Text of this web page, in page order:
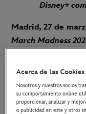
Disney+
Madrid, 27 de
March Madness
Eightde este fin de
masculino y
tramo más
que solo los
Acerca de las Cookies
Nosotros y nuestros socios
su comportamiento online
proporcionar, analizar y
o publicidad en este y otros